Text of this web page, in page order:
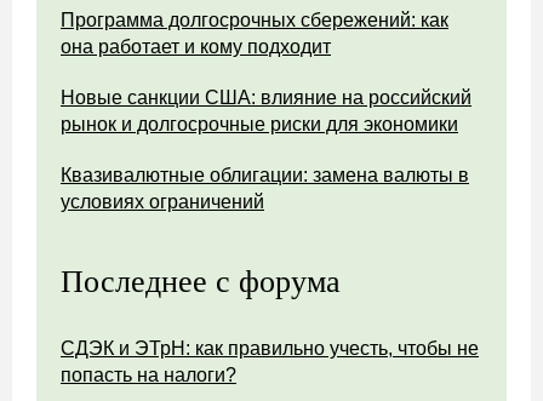
Программа долгосрочных сбережений: как
она работает и кому подходит
Новые санкции США: влияние на российский
рынок и долгосрочные риски для экономики
Квазивалютные облигации: замена валюты в
условиях ограничений
Последнее с форума
СДЭК и ЭТрН: как правильно учесть, чтобы не
попасть на налоги?